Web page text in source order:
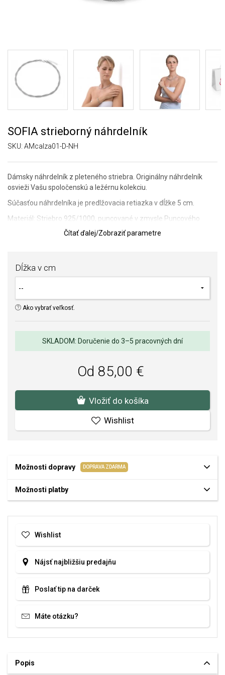
SOFIA strieborný náhrdelník
SKU: AMcalza01-D-NH
Dámsky náhrdelník z pleteného striebra. Originálny náhrdelník
osvieži Vašu spoločenskú a ležérnu kolekciu.
Súčasťou náhrdelníka je predlžovacia retiazka v dĺžke 5 cm.
Materiál: Striebro 925/1000, puncované v zmysle Puncového
Čítať ďalej/Zobraziť parametre
Dĺžka v cm
Ako vybrať veľkosť.
SKLADOM: Doručenie do 3–5 pracovných dní
Od 85,00 €
Vložiť do košíka
Wishlist
Možnosti dopravy DOPRAVA ZDARMA
Možnosti platby
Wishlist
Nájsť najbližšiu predajňu
Poslať tip na darček
Máte otázku?
Popis